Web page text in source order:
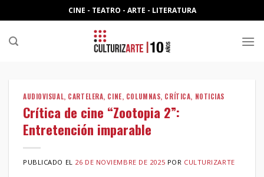
to
content
CINE - TEATRO - ARTE - LITERATURA
AUDIOVISUAL, CARTELERA, CINE, COLUMNAS, CRÍTICA, NOTICIAS
Crítica de cine “Zootopia 2”:
Entretención imparable
PUBLICADO EL 26 DE NOVIEMBRE DE 2025 POR CULTURIZARTE